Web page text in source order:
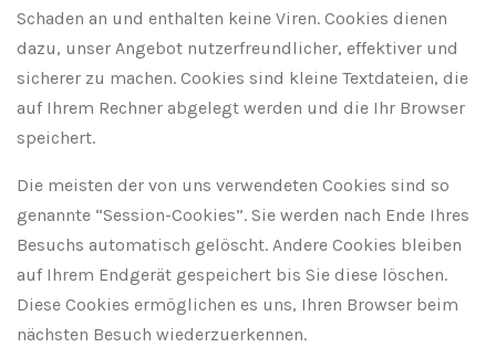
Schaden an und enthalten keine Viren. Cookies dienen
dazu, unser Angebot nutzerfreundlicher, effektiver und
sicherer zu machen. Cookies sind kleine Textdateien, die
auf Ihrem Rechner abgelegt werden und die Ihr Browser
speichert.
Die meisten der von uns verwendeten Cookies sind so
genannte “Session-Cookies”. Sie werden nach Ende Ihres
Besuchs automatisch gelöscht. Andere Cookies bleiben
auf Ihrem Endgerät gespeichert bis Sie diese löschen.
Diese Cookies ermöglichen es uns, Ihren Browser beim
nächsten Besuch wiederzuerkennen.